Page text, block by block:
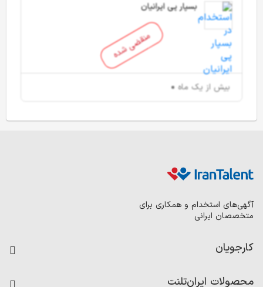
منقضی شده
بسپار پی ایرانیان
بیش از یک ماه
آگهی‌های استخدام و همکاری برای
متخصصان ایرانی
کارجویان
محصولات ایران‌تلنت